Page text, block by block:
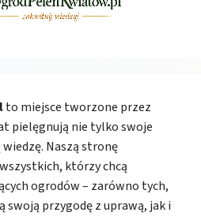
to miejsce tworzone przez
pielęgnują nie tylko swoje
Naszą stronę
którzy chcą
ogrodów – zarówno tych,
swoją przygodę z uprawą, jak i